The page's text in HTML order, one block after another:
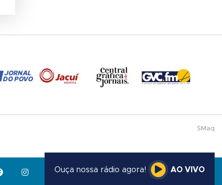
SMaq
Ouça nossa rádio agora! AO VIVO